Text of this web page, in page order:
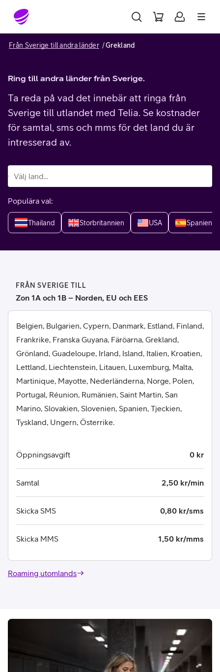
Gå till sidans innehåll
Från Sverige till andra länder Grekland
Ring till andra länder från Sverige.
Ta reda på vad det innebär att ringa från
Sverige till utlandet med Telia. Se kostnader
för samtal, sms och mms för det land du är
intresserad av.
Populära val:
Thailand Storbritannien USA Spanien
FRÅN SVERIGE TILL
Zon 1A och 1B – Norden, EU och EES
Belgien, Bulgarien, Cypern, Danmark, Estland, Finland,
Frankrike, Franska Guyana, Färöarna, Grekland,
Grönland, Guadeloupe, Irland, Island, Italien, Kroatien,
Lettland, Liechtenstein, Litauen, Luxemburg, Malta,
Martinique, Mayotte, Nederländerna, Norge, Polen,
Portugal, Réunion, Rumänien, Saint Martin, San
Marino, Slovakien, Slovenien, Spanien, Tjeckien,
Tyskland, Ungern, Österrike.
Öppningsavgift 0 kr
Samtal 2,50 kr/min
Skicka SMS 0,80 kr/sms
Skicka MMS 1,50 kr/mms
Roaming utomlands